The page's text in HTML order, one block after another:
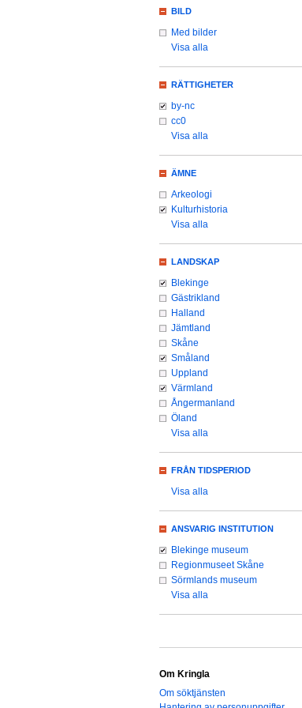
BILD
Med bilder
Visa alla
RÄTTIGHETER
by-nc
cc0
Visa alla
ÄMNE
Arkeologi
Kulturhistoria
Visa alla
LANDSKAP
Blekinge
Gästrikland
Halland
Jämtland
Skåne
Småland
Uppland
Värmland
Ångermanland
Öland
Visa alla
FRÅN TIDSPERIOD
Visa alla
ANSVARIG INSTITUTION
Blekinge museum
Regionmuseet Skåne
Sörmlands museum
Visa alla
Om Kringla
Om söktjänsten